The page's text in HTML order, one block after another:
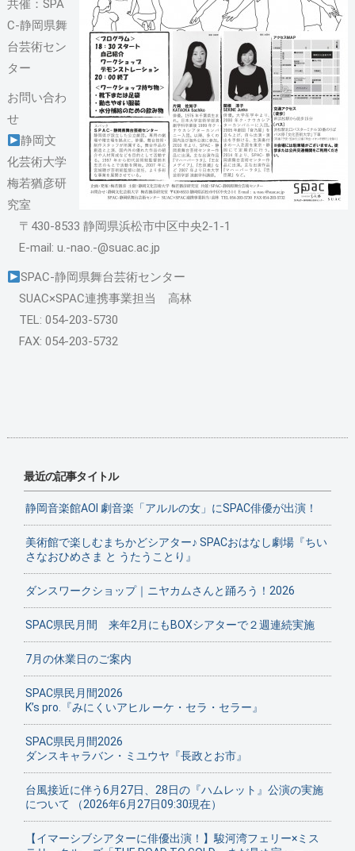
共催：SPA
C-静岡県舞
台芸術セン
ター
お問い合わ
せ
静岡文
化芸術大学
梅若猶彦研
究室
〒430-8533 静岡県浜松市中区中央2-1-1
E-mail: u.-nao.-@suac.ac.jp
SPAC-静岡県舞台芸術センター
SUAC×SPAC連携事業担当 高林
TEL: 054-203-5730
FAX: 054-203-5732
最近の記事タイトル
静岡音楽館AOI 劇音楽「アルルの女」にSPAC俳優が出演！
美術館で楽しむまちかどシアター♪ SPACおはなし劇場『ちい
さなおひめさま と うたうことり』
ダンスワークショップ｜ニヤカムさんと踊ろう！2026
SPAC県民月間 来年2月にもBOXシアターで２週連続実施
7月の休業日のご案内
SPAC県民月間2026
K’s pro.『みにくいアヒル ーケ・セラ・セラー』
SPAC県民月間2026
ダンスキャラバン・ミユウヤ『長政とお市』
台風接近に伴う6月27日、28日の『ハムレット』公演の実施
について （2026年6月27日09:30現在）
【イマーシブシアターに俳優出演！】駿河湾フェリー×ミス